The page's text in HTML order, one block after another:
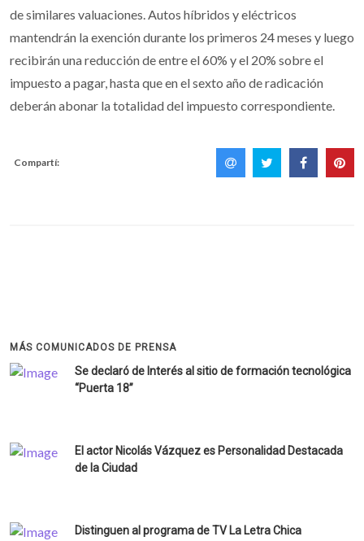
de similares valuaciones. Autos híbridos y eléctricos
mantendrán la exención durante los primeros 24 meses y luego
recibirán una reducción de entre el 60% y el 20% sobre el
impuesto a pagar, hasta que en el sexto año de radicación
deberán abonar la totalidad del impuesto correspondiente.
Compartí:
MÁS COMUNICADOS DE PRENSA
Se declaró de Interés al sitio de formación tecnológica
“Puerta 18”
El actor Nicolás Vázquez es Personalidad Destacada
de la Ciudad
Distinguen al programa de TV La Letra Chica